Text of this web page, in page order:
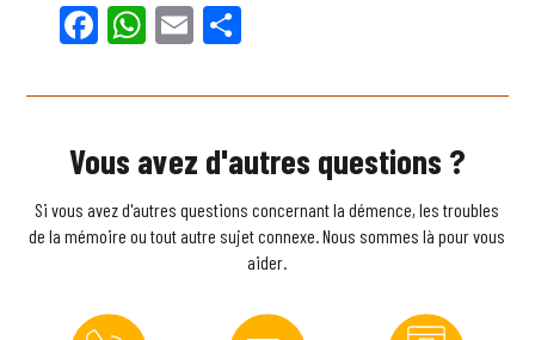
Facebook
WhatsApp
Email
Vous avez d'autres questions ?
Si vous avez d'autres questions concernant la démence, les troubles
de la mémoire ou tout autre sujet connexe. Nous sommes là pour vous
aider.